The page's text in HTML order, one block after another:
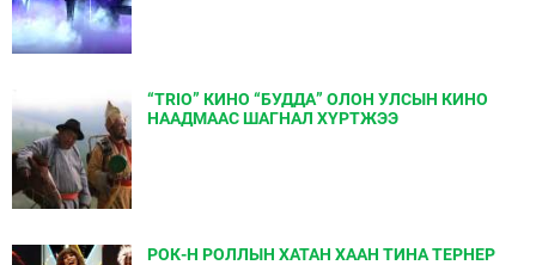
“TRIO” КИНО “БУДДА” ОЛОН УЛСЫН КИНО
НААДМААС ШАГНАЛ ХҮРТЖЭЭ
РОК-Н РОЛЛЫН ХАТАН ХААН ТИНА ТЕРНЕР